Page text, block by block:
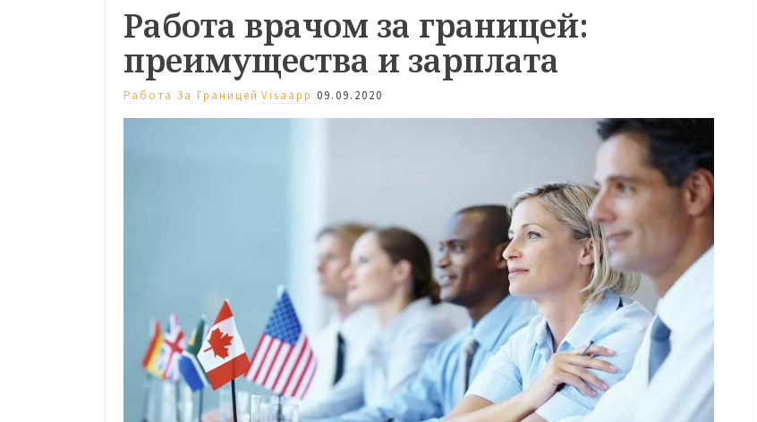
Работа врачом за границей:
преимущества и зарплата
Работа За Границей Visaapp 09.09.2020